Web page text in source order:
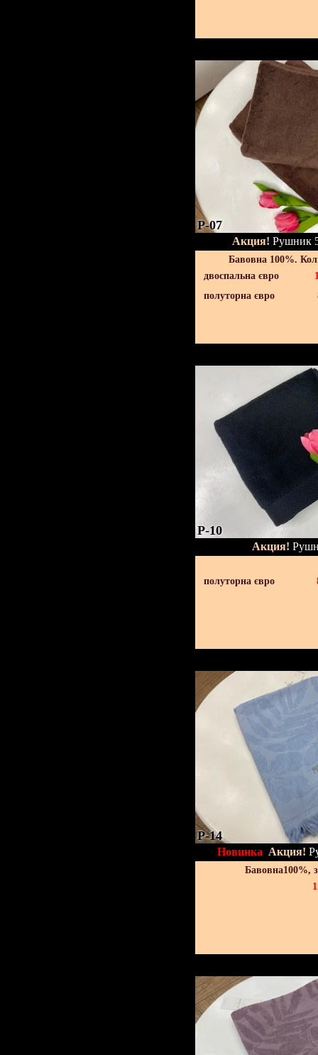
P-07
Акция! Рушник
Бавовна 100%.
двоспальна євро
полуторна євро
P-10
Акция!
полуторна євро
P-14
Новинка Акция!
Бавовна100%,